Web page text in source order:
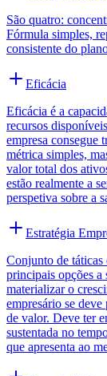
São quatro:
Fórmula simples,
consistente do
Eficácia
Eficácia é a
recursos
empresa consegue
métrica simples,
valor total dos
estão realmente a
perspetiva sobre a
Estratégia
Conjunto de táticas
principais opções a
materializar o
empresário se
de valor. Deve ter
sustentada no
que apresenta ao